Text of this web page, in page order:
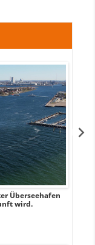
Überseehafen
wird.